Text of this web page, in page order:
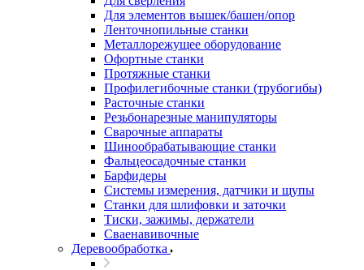
Для элементов вышек/башен/опор
Ленточнопильные станки
Металлорежущее оборудование
Офортные станки
Протяжные станки
Профилегибочные станки (трубогибы)
Расточные станки
Резьбонарезные манипуляторы
Сварочные аппараты
Шинообрабатывающие станки
Фальцеосадочные станки
Барфидеры
Системы измерения, датчики и щупы
Станки для шлифовки и заточки
Тиски, зажимы, держатели
Cваенавивочные
Деревообработка